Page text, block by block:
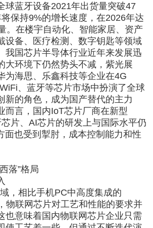
球蓝牙设备2021年出货量突破47
保持9%的增长速度，在2026年达
。在楼宇自动化、智能家居、资产
设备、医疗检测、数字钥匙等领域
我国芯片半导体行业近年来发展迅
大环境下仍然势头不减，紫光展
为海思、乐鑫科技等企业在4G
、蓝牙等芯片市场中扮演了全球
新的角色，成为国产替代的主力
而言，国内IoT芯片厂商在新型
片、AI芯片的研发上与国际水平仍
面也受到掣肘，成本控制能力和性
落”格局
相比手机PC中高度集成的
物联网芯片对工艺和性能的要求并
也意味着国内物联网芯片企业只需